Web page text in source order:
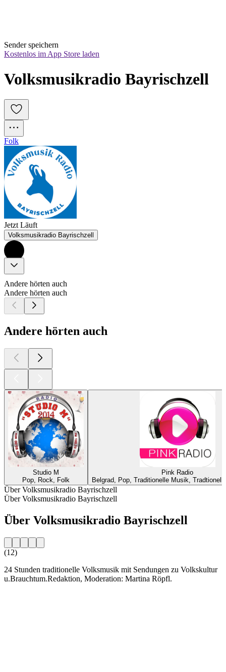
Sender speichern
Kostenlos im App Store laden
Volksmusikradio Bayrischzell
Folk
Jetzt Läuft
Volksmusikradio Bayrischzell
Andere hörten auch
Andere hörten auch
Andere hörten auch
Studio M
Pop, Rock, Folk
Pink Radio
Belgrad, Pop, Traditionelle Musik,
Über Volksmusikradio Bayrischzell
Über Volksmusikradio Bayrischzell
Über Volksmusikradio Bayrischzell
(12)
24 Stunden traditionelle Volksmusik mit Sendungen zu Volkskultur
u.Brauchtum.Redaktion, Moderation: Martina Röpfl.